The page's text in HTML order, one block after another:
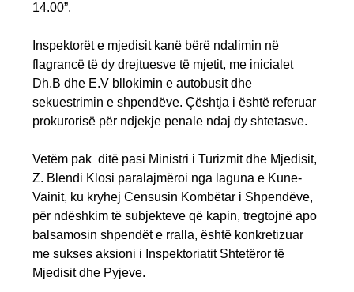
14.00”.
Inspektorët e mjedisit kanë bërë ndalimin në
flagrancë të dy drejtuesve të mjetit, me inicialet
Dh.B dhe E.V bllokimin e autobusit dhe
sekuestrimin e shpendëve. Çështja i është referuar
prokurorisë për ndjekje penale ndaj dy shtetasve.
Vetëm pak ditë pasi Ministri i Turizmit dhe Mjedisit,
Z. Blendi Klosi paralajmëroi nga laguna e Kune-
Vainit, ku kryhej Censusin Kombëtar i Shpendëve,
për ndëshkim të subjekteve që kapin, tregtojnë apo
balsamosin shpendët e rralla, është konkretizuar
me sukses aksioni i Inspektoriatit Shtetëror të
Mjedisit dhe Pyjeve.